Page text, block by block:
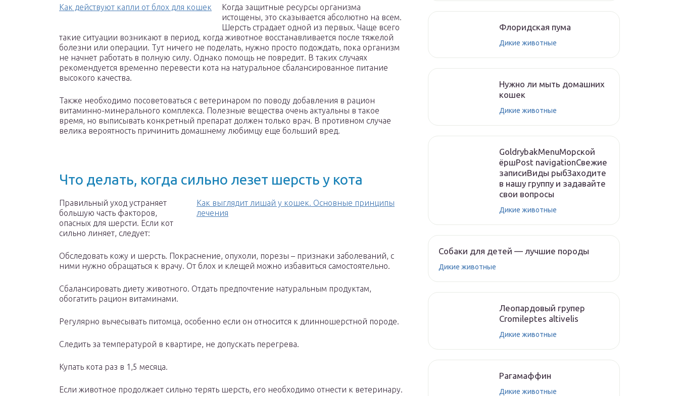
Как действуют капли от блох для кошек
Когда защитные ресурсы организма
истощены, это сказывается абсолютно на всем.
Шерсть страдает одной из первых. Чаще всего
такие ситуации возникают в период, когда животное восстанавливается после тяжелой
болезни или операции. Тут ничего не поделать, нужно просто подождать, пока организм
не начнет работать в полную силу. Однако помощь не повредит. В таких случаях
рекомендуется временно перевести кота на натуральное сбалансированное питание
высокого качества.
Также необходимо посоветоваться с ветеринаром по поводу добавления в рацион
витаминно-минерального комплекса. Полезные вещества очень актуальны в такое
время, но выписывать конкретный препарат должен только врач. В противном случае
велика вероятность причинить домашнему любимцу еще больший вред.
Что делать, когда сильно лезет шерсть у кота
Как выглядит лишай у кошек. Основные принципы
лечения
Правильный уход устраняет
большую часть факторов,
опасных для шерсти. Если кот
сильно линяет, следует:
Обследовать кожу и шерсть. Покраснение, опухоли, порезы – признаки заболеваний, с
ними нужно обращаться к врачу. От блох и клещей можно избавиться самостоятельно.
Сбалансировать диету животного. Отдать предпочтение натуральным продуктам,
обогатить рацион витаминами.
Регулярно вычесывать питомца, особенно если он относится к длинношерстной породе.
Следить за температурой в квартире, не допускать перегрева.
Купать кота раз в 1,5 месяца.
Если животное продолжает сильно терять шерсть, его необходимо отнести к ветеринару.
Флоридская пума
Дикие животные
Нужно ли мыть домашних
кошек
Дикие животные
GoldrybakMenuМорской
ёршPost navigationСвежие
записиВиды рыбЗаходите
в нашу группу и задавайте
свои вопросы
Дикие животные
Собаки для детей — лучшие породы
Дикие животные
Леопардовый групер
Cromileptes altivelis
Дикие животные
Рагамаффин
Дикие животные